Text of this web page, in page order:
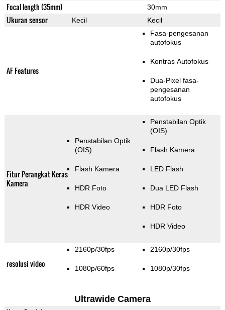
Focal length (35mm) 30mm
Ukuran sensor Kecil Kecil
AF Features
Fasa-pengesanan
autofokus
Kontras Autofokus
Dua-Pixel fasa-
pengesanan
autofokus
Fitur Perangkat Keras
Kamera
Penstabilan Optik
(OIS)
Flash Kamera
HDR Foto
HDR Video
Penstabilan Optik
(OIS)
Flash Kamera
LED Flash
Dua LED Flash
HDR Foto
HDR Video
resolusi video
2160p/30fps
1080p/60fps
2160p/30fps
1080p/30fps
Ultrawide Camera